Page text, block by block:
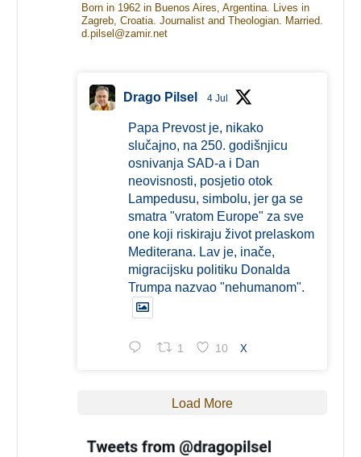
Born in 1962 in Buenos Aires, Argentina. Lives in
Zagreb, Croatia. Journalist and Theologian. Married.
d.pilsel@zamir.net
Drago Pilsel 4 Jul
Papa Prevost je, nikako
slučajno, na 250. godišnjicu
osnivanja SAD-a i Dan
neovisnosti, posjetio otok
Lampedusu, simbolu, jer ga se
smatra "vratom Europe" za sve
one koji riskiraju život prelaskom
Mediterana. Lav je, inače,
migracijsku politiku Donalda
Trumpa nazvao "nehumanom".
1 10 X
Load More